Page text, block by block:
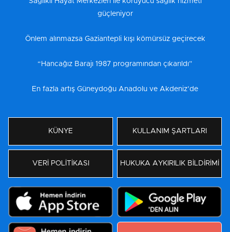
güçleniyor
Önlem alınmazsa Gaziantepli kışı kömürsüz geçirecek
“Hancağız Barajı 1987 programından çıkarıldı”
En fazla artış Güneydoğu Anadolu ve Akdeniz’de
KÜNYE KULLANIM ŞARTLARI
VERİ POLİTİKASI HUKUKA AYKIRILIK BİLDİRİMİ